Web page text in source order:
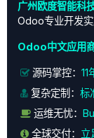
广州欧度智能科
Odoo专业开发
Odoo中文应用
源码掌控：
复杂定制： 标
运维无忧：
全球交付： 立